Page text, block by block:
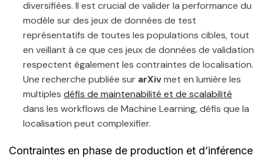
diversifiées. Il est crucial de valider la performance du
modèle sur des jeux de données de test
représentatifs de toutes les populations cibles, tout
en veillant à ce que ces jeux de données de validation
respectent également les contraintes de localisation.
Une recherche publiée sur arXivmet en lumière les
multiples défis de maintenabilité et de scalabilité
dans les workflows de Machine Learning, défis que la
localisation peut complexifier.
Contraintes en phase de production et d’inférence